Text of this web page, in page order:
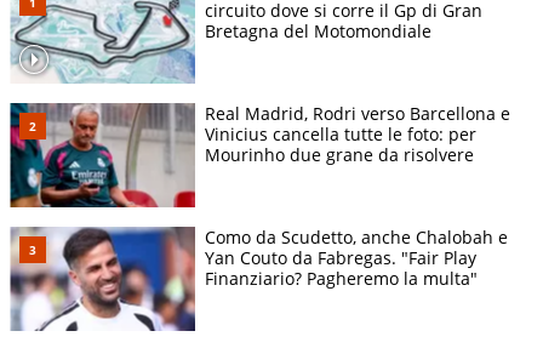
circuito dove si corre il Gp di Gran
Bretagna del Motomondiale
Real Madrid, Rodri verso Barcellona e
Vinicius cancella tutte le foto: per
Mourinho due grane da risolvere
Como da Scudetto, anche Chalobah e
Yan Couto da Fabregas. "Fair Play
Finanziario? Pagheremo la multa"